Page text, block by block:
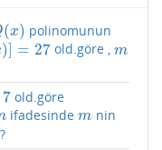
(x)
(x)
polinomunun
)] = 27old.göre , m
m
7old.göre
ifadesindem
m nin